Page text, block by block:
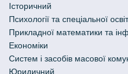
Історичний
Психології та спеціальної
Прикладної математики та
Економіки
Систем і засобів масової
Юридичний